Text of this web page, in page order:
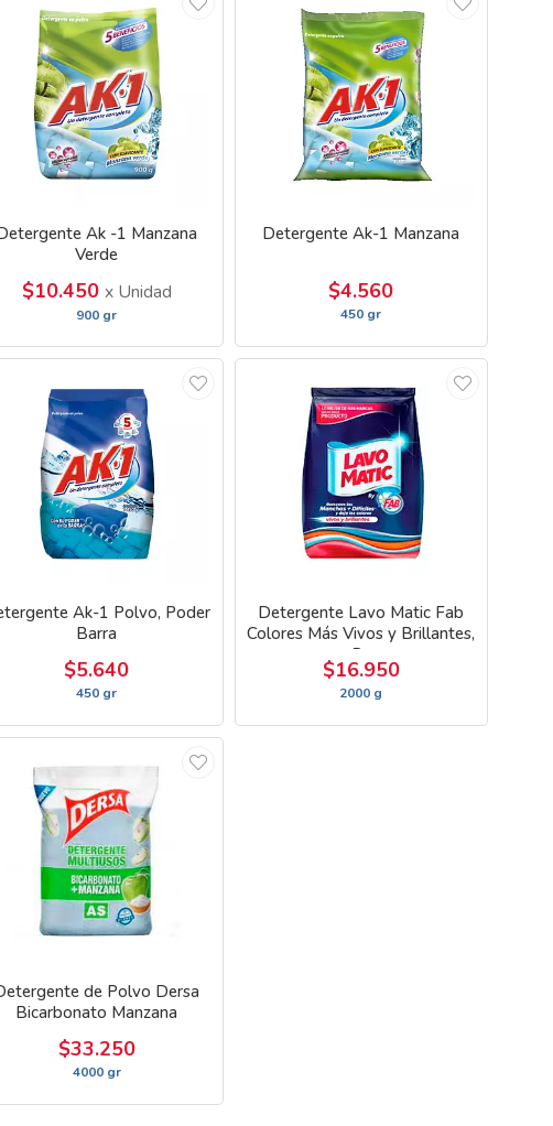
Ak -1 Manzana
Verde
$10.450 x Unidad
900 gr
Detergente Ak-1 Manzana
$4.560
450 gr
Ak-1 Polvo, Poder
Barra
$5.640
450 gr
Detergente Lavo Matic Fab
Colores Más Vivos y Brillantes,
Re
$16.950
2000 g
de Polvo Dersa
Bicarbonato Manzana
$33.250
4000 gr